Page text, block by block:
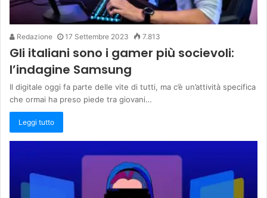
Redazione 17 Settembre 2023 7.813
Gli italiani sono i gamer più socievoli:
l’indagine Samsung
Il digitale oggi fa parte delle vite di tutti, ma c’è un’attività specifica
che ormai ha preso piede tra giovani…
Leggi tutto